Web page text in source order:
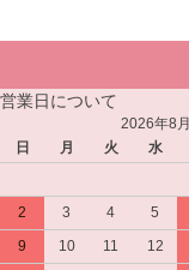
営業日について
2026年8月
日
月 火 水
2
3 4 5
9
10 11 12